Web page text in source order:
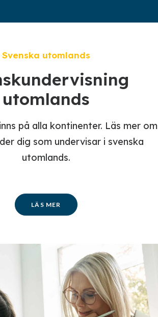
Svenska utomlands
utomlands
på alla kontinenter. Läs mer om
dig som undervisar i svenska
utomlands.
LÄS MER